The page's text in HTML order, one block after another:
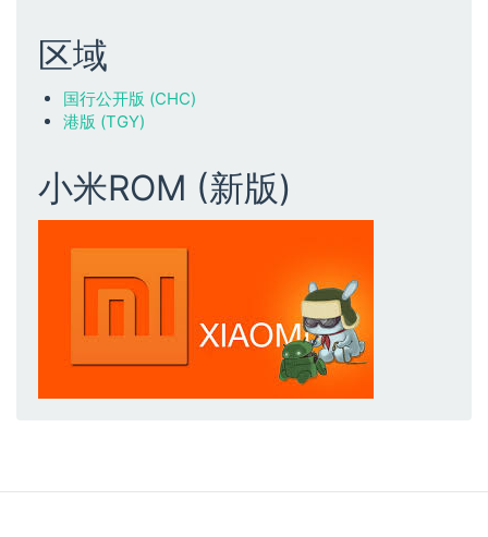
区域
国行公开版 (CHC)
港版 (TGY)
小米ROM (新版)